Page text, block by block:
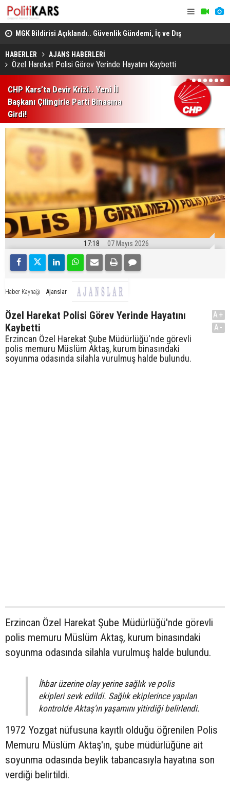
MGK Bildirisi Açıklandı.. Güvenlik Gündemi, İç ve Dış
Politika Başlıkları Değerlendirildi!
HABERLER AJANS HABERLERİ
Özel Harekat Polisi Görev Yerinde Hayatını Kaybetti
CHP Kars’ta Devir Krizi.. Yeni İl
Başkanı Çilingirle Parti Binasına
Girdi!
1 2 3 4 5 6 7
17:18 07 Mayıs 2026
Haber Kaynağı Ajanslar
Özel Harekat Polisi Görev Yerinde Hayatını
Kaybetti
Erzincan Özel Harekat Şube Müdürlüğü'nde görevli
polis memuru Müslüm Aktaş, kurum binasındaki
soyunma odasında silahla vurulmuş halde bulundu.
A+
A-
Erzincan Özel Harekat Şube Müdürlüğü'nde görevli
polis memuru Müslüm Aktaş, kurum binasındaki
soyunma odasında silahla vurulmuş halde bulundu.
İhbar üzerine olay yerine sağlık ve polis
ekipleri sevk edildi. Sağlık ekiplerince yapılan
kontrolde Aktaş'ın yaşamını yitirdiği belirlendi.
1972 Yozgat nüfusuna kayıtlı olduğu öğrenilen Polis
Memuru Müslüm Aktaş'ın, şube müdürlüğüne ait
soyunma odasında beylik tabancasıyla hayatına son
verdiği belirtildi.